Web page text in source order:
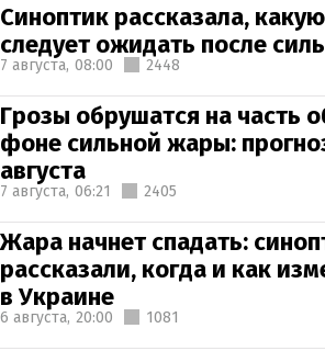
Синоптик рассказала,
следует ожидать после
7 августа, 08:00 2448
Грозы обрушатся на часть
фоне сильной жары:
августа
7 августа, 06:21 2405
Жара начнет спадать:
рассказали, когда и как
в Украине
6 августа, 20:00 1081